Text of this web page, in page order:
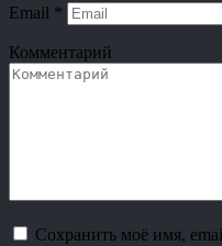
Email *
Комментарий
Сохранить моё имя,